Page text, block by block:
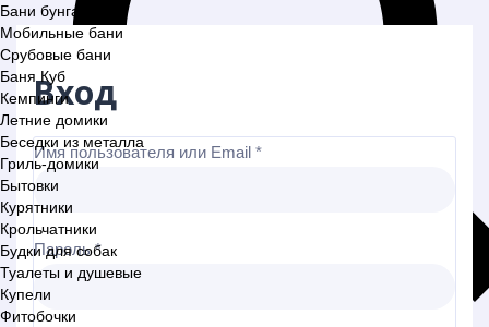
Бани бунгало
Мобильные бани
Срубовые бани
Баня Куб
Кемпинги
Летние домики
Беседки из металла
Гриль-домики
Бытовки
Курятники
Крольчатники
Будки для собак
Туалеты и душевые
Купели
Фитобочки
Вход
Имя пользователя или Email *
Пароль*